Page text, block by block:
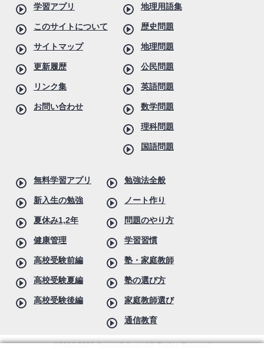
学習アプリ
このサイトについて
サイトマップ
更新履歴
リンク集
お問い合わせ
地理用語集
歴史問題
地理問題
公民問題
英語問題
数学問題
理科問題
国語問題
無料学習アプリ
新入生の勉強
夏休み1,2年
健康管理
高校受験前編
高校受験夏編
高校受験後編
勉強法全般
ノート作り
問題のやり方
学習習慣
塾・家庭教師
塾の選び方
家庭教師選び
通信教育
©2006-2026 SyuwaGakuin All Rights Reserved